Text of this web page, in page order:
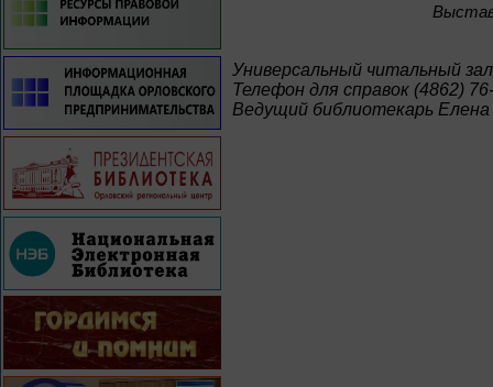
Универсальный читальный зал
Телефон для справок (4862)
Ведущий библиотекарь Елена